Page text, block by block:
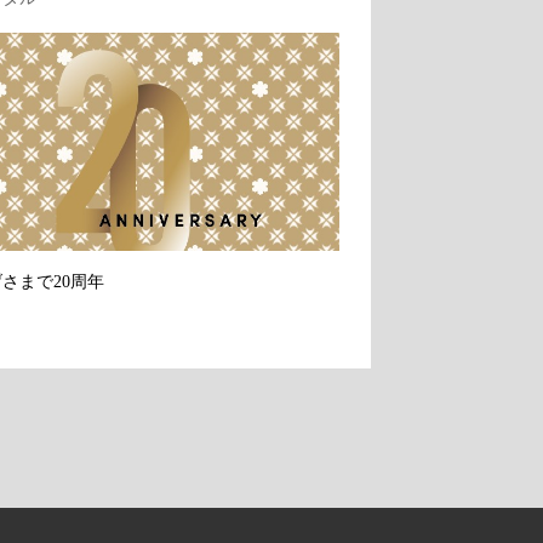
まで20周年